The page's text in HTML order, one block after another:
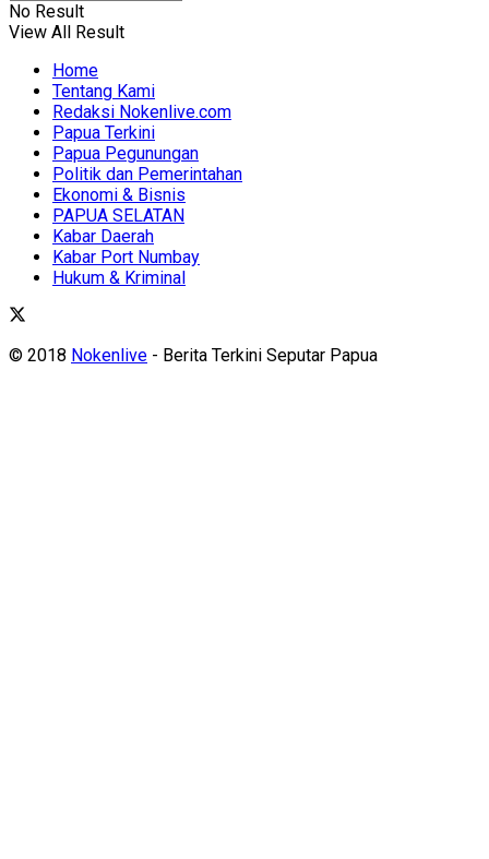
No Result
View All Result
Home
Tentang Kami
Redaksi Nokenlive.com
Papua Terkini
Papua Pegunungan
Politik dan Pemerintahan
Ekonomi & Bisnis
PAPUA SELATAN
Kabar Daerah
Kabar Port Numbay
Hukum & Kriminal
© 2018 Nokenlive - Berita Terkini Seputar Papua